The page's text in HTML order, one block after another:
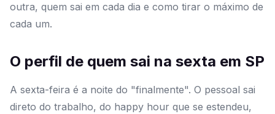
outra, quem sai em cada dia e como tirar o máximo de
cada um.
O perfil de quem sai na sexta em SP
A sexta-feira é a noite do "finalmente". O pessoal sai
direto do trabalho, do happy hour que se estendeu,